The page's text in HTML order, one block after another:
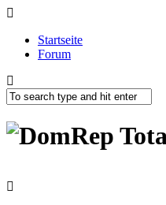
Startseite
Forum